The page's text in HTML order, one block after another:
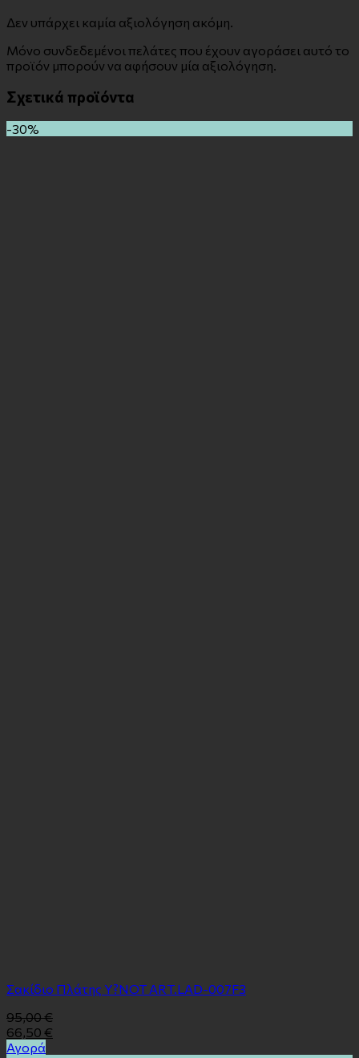
Δεν υπάρχει καμία αξιολόγηση ακόμη.
Μόνο συνδεδεμένοι πελάτες που έχουν αγοράσει αυτό το
προϊόν μπορούν να αφήσουν μία αξιολόγηση.
Σχετικά προϊόντα
-30%
Σακίδιο Πλάτης Y?NOT ART.LAD-007F3
95,00€
66,50 €
Αγορά